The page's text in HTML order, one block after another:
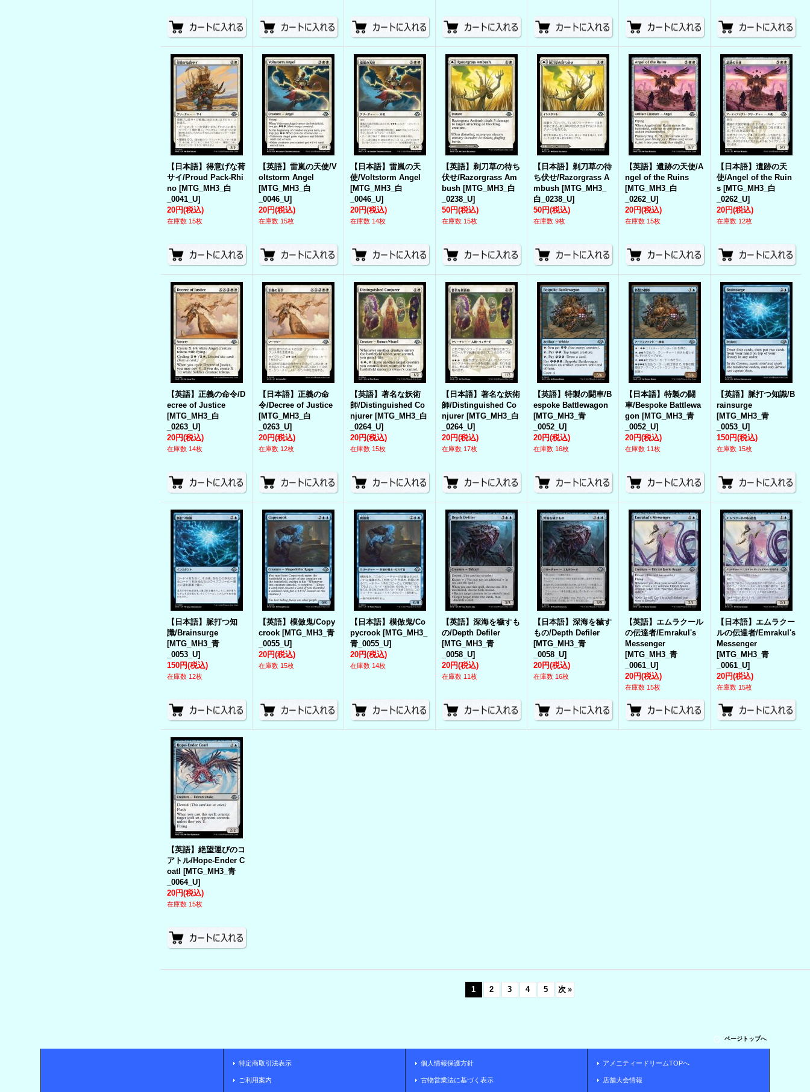
【日本語】得意げな荷
サイ/Proud Pack-Rhi
no [MTG_MH3_白
_0041_U]
20円(税込)
在庫数 15枚
【英語】雷嵐の天使/V
oltstorm Angel
[MTG_MH3_白
_0046_U]
20円(税込)
在庫数 15枚
【日本語】雷嵐の天
使/Voltstorm Angel
[MTG_MH3_白
_0046_U]
20円(税込)
在庫数 14枚
【英語】剃刀草の待ち
伏せ/Razorgrass Am
bush [MTG_MH3_白
_0238_U]
50円(税込)
在庫数 15枚
【日本語】剃刀草の待
ち伏せ/Razorgrass A
mbush [MTG_MH3_
白_0238_U]
50円(税込)
在庫数 9枚
【英語】遺跡の天使/A
ngel of the Ruins
[MTG_MH3_白
_0262_U]
20円(税込)
在庫数 15枚
【日本語】遺跡の天
使/Angel of the Ruin
s [MTG_MH3_白
_0262_U]
20円(税込)
在庫数 12枚
【英語】正義の命令/D
ecree of Justice
[MTG_MH3_白
_0263_U]
20円(税込)
在庫数 14枚
【日本語】正義の命
令/Decree of Justice
[MTG_MH3_白
_0263_U]
20円(税込)
在庫数 12枚
【英語】著名な妖術
師/Distinguished Co
njurer [MTG_MH3_白
_0264_U]
20円(税込)
在庫数 15枚
【日本語】著名な妖術
師/Distinguished Co
njurer [MTG_MH3_白
_0264_U]
20円(税込)
在庫数 17枚
【英語】特製の闘車/B
espoke Battlewagon
[MTG_MH3_青
_0052_U]
20円(税込)
在庫数 16枚
【日本語】特製の闘
車/Bespoke Battlewa
gon [MTG_MH3_青
_0052_U]
20円(税込)
在庫数 11枚
【英語】脈打つ知識/B
rainsurge
[MTG_MH3_青
_0053_U]
150円(税込)
在庫数 15枚
【日本語】脈打つ知
識/Brainsurge
[MTG_MH3_青
_0053_U]
150円(税込)
在庫数 12枚
【英語】模倣鬼/Copy
crook [MTG_MH3_青
_0055_U]
20円(税込)
在庫数 15枚
【日本語】模倣鬼/Co
pycrook [MTG_MH3_
青_0055_U]
20円(税込)
在庫数 14枚
【英語】深海を穢すも
の/Depth Defiler
[MTG_MH3_青
_0058_U]
20円(税込)
在庫数 11枚
【日本語】深海を穢す
もの/Depth Defiler
[MTG_MH3_青
_0058_U]
20円(税込)
在庫数 16枚
【英語】エムラクール
の伝達者/Emrakul's
Messenger
[MTG_MH3_青
_0061_U]
20円(税込)
在庫数 15枚
【日本語】エムラクー
ルの伝達者/Emrakul's
Messenger
[MTG_MH3_青
_0061_U]
20円(税込)
在庫数 15枚
【英語】絶望運びのコ
アトル/Hope-Ender C
oatl [MTG_MH3_青
_0064_U]
20円(税込)
在庫数 15枚
1 2 3 4 5 次 »
ページトップへ
特定商取引法表示
ご利用案内
個人情報保護方針
古物営業法に基づく表示
アメニティードリームTOPへ
店舗大会情報